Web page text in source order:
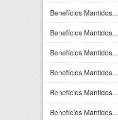
Benefícios Mantidos...
Benefícios Mantidos...
Benefícios Mantidos...
Benefícios Mantidos...
Benefícios Mantidos...
Benefícios Mantidos...